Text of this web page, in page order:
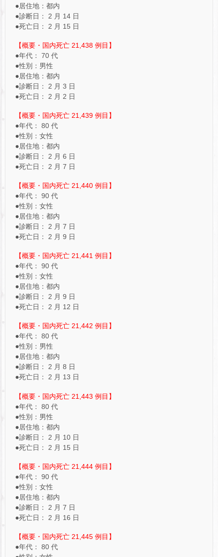
●居住地：都内
●診断日： 2 月 14 日
●死亡日： 2 月 15 日
【概要・国内死亡 21,438 例目】
●年代： 70 代
●性別：男性
●居住地：都内
●診断日： 2 月 3 日
●死亡日： 2 月 2 日
【概要・国内死亡 21,439 例目】
●年代： 80 代
●性別：女性
●居住地：都内
●診断日： 2 月 6 日
●死亡日： 2 月 7 日
【概要・国内死亡 21,440 例目】
●年代： 90 代
●性別：女性
●居住地：都内
●診断日： 2 月 7 日
●死亡日： 2 月 9 日
【概要・国内死亡 21,441 例目】
●年代： 90 代
●性別：女性
●居住地：都内
●診断日： 2 月 9 日
●死亡日： 2 月 12 日
【概要・国内死亡 21,442 例目】
●年代： 80 代
●性別：男性
●居住地：都内
●診断日： 2 月 8 日
●死亡日： 2 月 13 日
【概要・国内死亡 21,443 例目】
●年代： 80 代
●性別：男性
●居住地：都内
●診断日： 2 月 10 日
●死亡日： 2 月 15 日
【概要・国内死亡 21,444 例目】
●年代： 90 代
●性別：女性
●居住地：都内
●診断日： 2 月 7 日
●死亡日： 2 月 16 日
【概要・国内死亡 21,445 例目】
●年代： 80 代